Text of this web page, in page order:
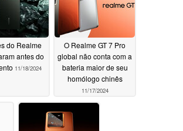
do Realme
antes do
11/18/2024
O Realme GT 7 Pro
global não conta com a
bateria maior de seu
homólogo chinês
11/17/2024